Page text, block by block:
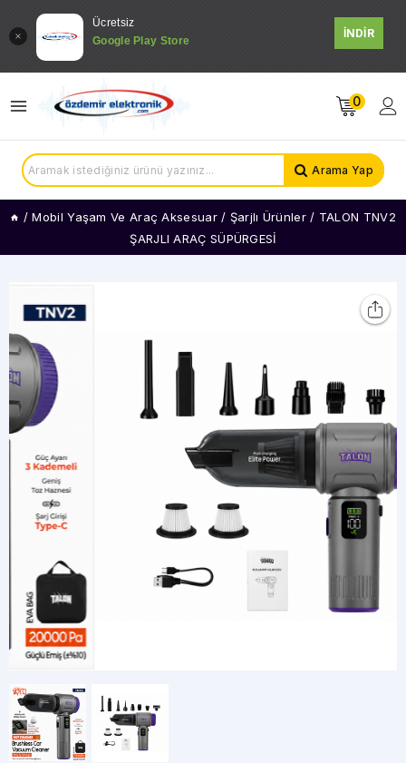
Ücretsiz
Google Play Store
İNDİR
0
Arama Yap
/ Mobil Yaşam Ve Araç Aksesuar / Şarjlı Ürünler / TALON TNV2
ŞARJLI ARAÇ SÜPÜRGESİ